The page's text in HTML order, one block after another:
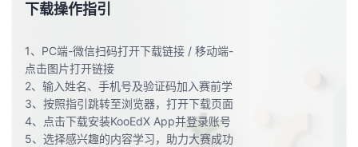
下载操作指引
1、PC端-微信扫码打开下载链接 / 移动端-
点击图片打开链接
2、输入姓名、手机号及验证码加入赛前学
3、按照指引跳转至浏览器，打开下载页面
4、点击下载安装KooEdX App并登录账号
5、选择感兴趣的内容学习，助力大赛成功